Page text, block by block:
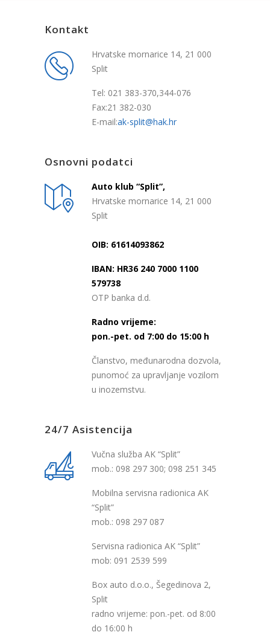
Kontakt
Hrvatske mornarice 14, 21 000
Split
Tel: 021 383-370,344-076
Fax:21 382-030
E-mail:ak-split@hak.hr
Osnovni podatci
Auto klub “Split”,
Hrvatske mornarice 14, 21 000
Split
OIB: 61614093862
IBAN: HR36 240 7000 1100
579738
OTP banka d.d.
Radno vrijeme:
pon.-pet. od 7:00 do 15:00 h
Članstvo, međunarodna dozvola,
punomoć za upravljanje vozilom
u inozemstvu.
24/7 Asistencija
Vučna služba AK “Split”
mob.: 098 297 300; 098 251 345
Mobilna servisna radionica AK
“Split”
mob.: 098 297 087
Servisna radionica AK “Split”
mob: 091 2539 599
Box auto d.o.o., Šegedinova 2,
Split
radno vrijeme: pon.-pet. od 8:00
do 16:00 h